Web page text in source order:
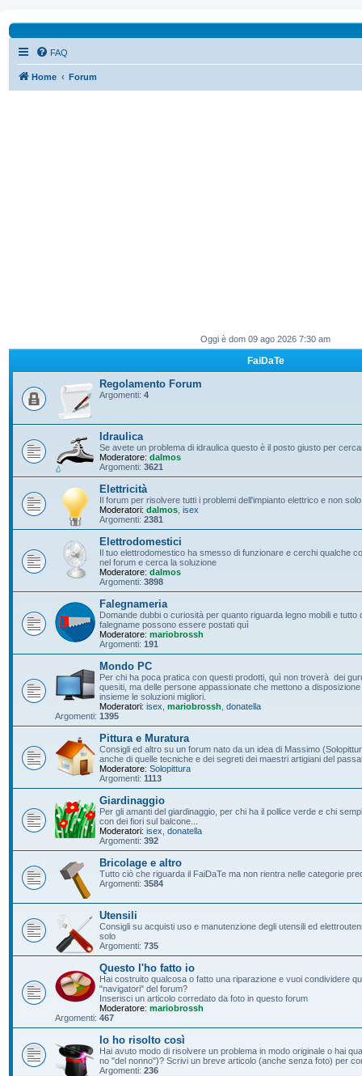
FAQ
Home Forum
Oggi è dom 09 ago 2026 7:30 am
FaiDaTe
Regolamento Forum
Argomenti: 4
Idraulica
Se avete un problema di idraulica questo è il posto giusto per
Moderatore: dalmos
Argomenti: 3621
Elettricità
Il forum per risolvere tutti i problemi dell'impianto elettrico e non solo
Moderatori: dalmos isex
Argomenti: 2381
Elettrodomestici
Il tuo elettrodomestico ha smesso di funzionare e cerchi qualche
nel forum e cerca la soluzione
Moderatore: dalmos
Argomenti: 3898
Falegnameria
Domande dubbi o curiosità per quanto riguarda legno mobili e tutto
falegname possono essere postati quì
Moderatore: mariobrossh
Argomenti: 191
Mondo PC
Per chi ha poca pratica con questi prodotti, quì non troverà dei
quesiti, ma delle persone appassionate che mettono a
insieme le soluzioni migliori.
Moderatori: isex mariobrossh donatella
Argomenti: 1395
Pittura e Muratura
Consigli ed altro su un forum nato da un idea di Massimo
anche di quelle tecniche e dei segreti dei maestri artigiani del
Moderatore: Solopittura
Argomenti: 1113
Giardinaggio
Per gli amanti del giardinaggio, per chi ha il pollice verde e chi
con dei fiori sul balcone...
Moderatori: isex donatella
Argomenti: 392
Bricolage e altro
Tutto ciò che riguarda il FaiDaTe ma non rientra nelle categorie
Argomenti: 3584
Utensili
Consigli su acquisti uso e manutenzione degli utensili ed
solo
Argomenti: 735
Questo l'ho fatto io
Hai costruito qualcosa o fatto una riparazione e vuoi condividere
"navigatori" del forum?
Inserisci un articolo corredato da foto in questo forum
Moderatore: mariobrossh
Argomenti: 467
Io ho risolto così
Hai avuto modo di risolvere un problema in modo originale o hai
no "del nonno")? Scrivi un breve articolo (anche senza foto) per
Argomenti: 236